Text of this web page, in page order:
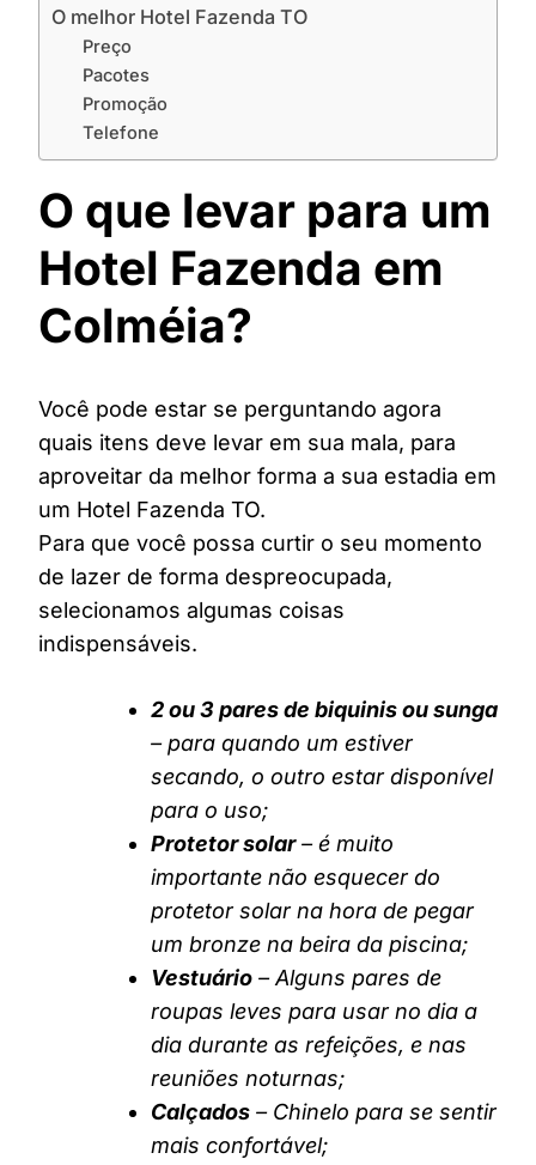
O melhor Hotel Fazenda TO
Preço
Pacotes
Promoção
Telefone
O que levar para um
Hotel Fazenda em
Colméia?
Você pode estar se perguntando agora
quais itens deve levar em sua mala, para
aproveitar da melhor forma a sua estadia em
um Hotel Fazenda TO.
Para que você possa curtir o seu momento
de lazer de forma despreocupada,
selecionamos algumas coisas
indispensáveis.
2 ou 3 pares de biquinis ou sunga
– para quando um estiver
secando, o outro estar disponível
para o uso;
Protetor solar– é muito
importante não esquecer do
protetor solar na hora de pegar
um bronze na beira da piscina;
Vestuário – Alguns pares de
roupas leves para usar no dia a
dia durante as refeições, e nas
reuniões noturnas;
Calçados – Chinelo para se sentir
mais confortável;